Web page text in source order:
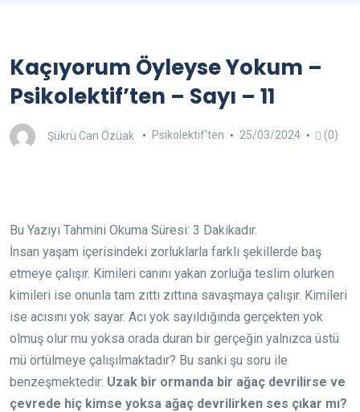
Kaçıyorum Öyleyse Yokum –
Psikolektif’ten – Sayı – 11
Şükrü Can Özüak Psikolektif'ten 25/03/2024 (0)
Bu Yazıyı Tahmini Okuma Süresi: 3 Dakikadır.
İnsan yaşam içerisindeki zorluklarla farklı şekillerde baş
etmeye çalışır. Kimileri canını yakan zorluğa teslim olurken
kimileri ise onunla tam zıttı zıttına savaşmaya çalışır. Kimileri
ise acısını yok sayar. Acı yok sayıldığında gerçekten yok
olmuş olur mu yoksa orada duran bir gerçeğin yalnızca üstü
mü örtülmeye çalışılmaktadır? Bu sanki şu soru ile
benzeşmektedir: Uzak bir ormanda bir ağaç devrilirse ve
çevrede hiç kimse yoksa ağaç devrilirken ses çıkar mı?